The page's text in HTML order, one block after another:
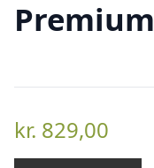
Premium
kr. 829,00